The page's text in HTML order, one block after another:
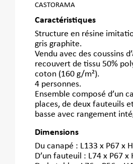
CASTORAMA
Caractéristiques
Structure en résine
gris graphite.
Vendu avec des coussins
recouvert de tissu 50%
coton (160 g/m²).
4 personnes.
Ensemble composé d’un
places, de deux fauteuils
basse avec rangement
Dimensions
Du canapé : L133 x P67 x
D’un fauteuil : L74 x P67 x